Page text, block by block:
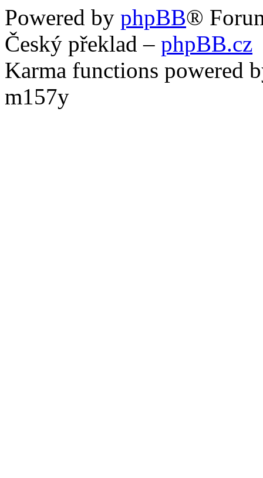
Powered by phpBB®
Český překlad – phpBB.cz
Karma functions powered
m157y